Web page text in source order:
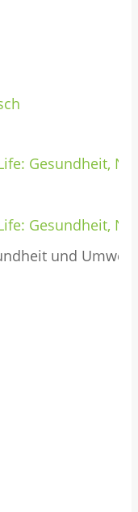
Gesundheit,
Gesundheit,
und